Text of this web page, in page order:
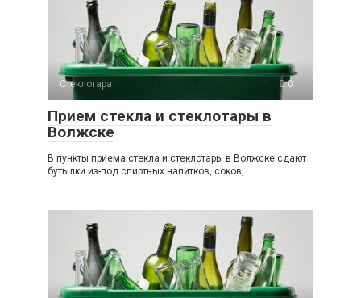
Стеклотара 0
Прием стекла и стеклотары в
Волжске
В пункты приема стекла и стеклотары в Волжске сдают
бутылки из-под спиртных напитков, соков,